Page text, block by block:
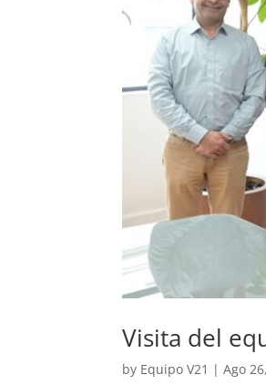
Visita del
by Equipo V21 |Ago